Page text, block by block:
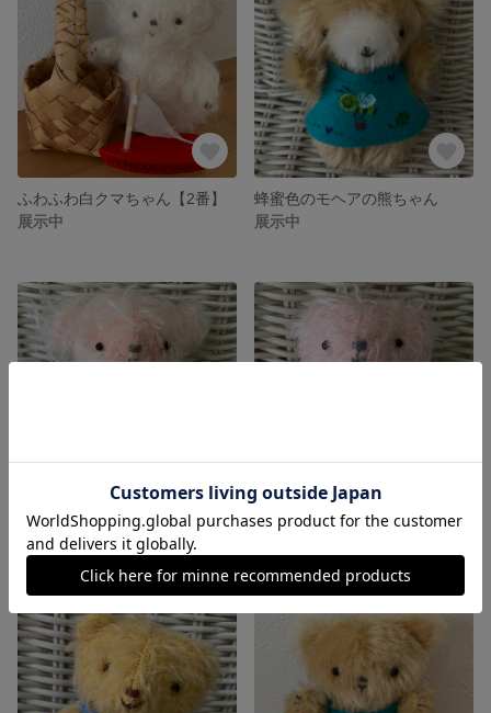
ふわふわ白クマちゃん【2番】
展示中
蜂蜜色のモヘアの熊ちゃん
展示中
お座り熊ちゃん【ティータイムベア】赤カップ
展示中
お座り熊ちゃん【ティータイムベア】紫カップ